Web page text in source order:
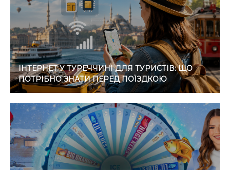
ІНТЕРНЕТ У ТУРЕЧЧИНІ ДЛЯ ТУРИСТІВ: ЩО
ПОТРІБНО ЗНАТИ ПЕРЕД ПОЇЗДКОЮ